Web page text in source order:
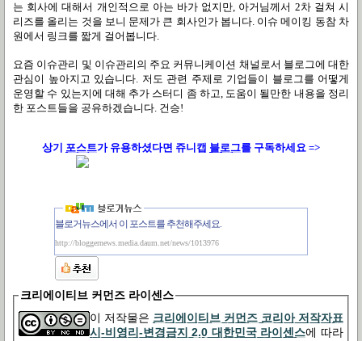
는 회사에 대해서 개인적으로 아는 바가 없지만, 아거님께서 2차 걸쳐 시
리즈를 올리는 것을 보니 문제가 큰 회사인가 봅니다. 이슈 메이킹 동참 차
원에서 링크를 짧게 걸어봅니다.
요즘 이슈관리 및 이슈관리의 주요 커뮤니케이션 채널로서 블로그에 대한
관심이 높아지고 있습니다. 저도 관련 주제로 기업들이 블로그를 어떻게
운영할 수 있는지에 대해 추가 스터디 좀 하고, 도움이 될만한 내용을 정리
한 포스트들을 공유하겠습니다. 건승!
상기 포스트가유용하셨다면 쥬니캡 블로그를 구독하세요 =>
블로거뉴스에서 이 포스트를 추천해주세요.
http://bloggernews.media.daum.net/news/1013976
크리에이티브 커먼즈 라이센스
이 저작물은 크리에이티브 커먼즈 코리아 저작자표
시-비영리-변경금지 2.0 대한민국 라이센스에 따라